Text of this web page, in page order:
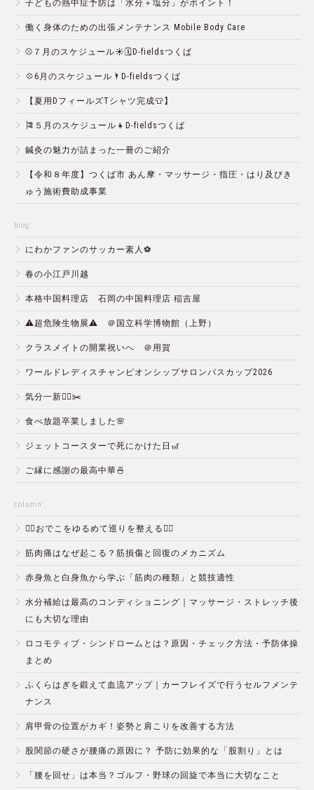
子どもの熱中症予防は「水分＋塩分」がポイント！
働く身体のための出張メンテナンス Mobile Body Care
⚾️７月のスケジュール☀️🗓D-fieldsつくば
💠6月のスケジュール🌂D-fieldsつくば
【夏用DフィールズTシャツ完成👕】
🎏５月のスケジュール👧D-fieldsつくば
鍼灸の魅力が詰まった一冊のご紹介
【令和８年度】つくば市 あん摩・マッサージ・指圧・はり及びき
ゅう施術費助成事業
blog:
にわかファンのサッカー素人⚽️
春の小江戸川越
本格中国料理店 石岡の中国料理店 稲吉屋
⚠️超危険生物展⚠️ ＠国立科学博物館（上野）
クラスメイトの開業祝いへ ＠用賀
ワールドレディスチャンピオンシップサロンパスカップ2026
気分一新💇‍♂️✂️
食べ放題卒業しました🌸
ジェットコースターで死にかけた日🎢
ご縁に感謝の最高中華🍜
column:
💆‍♀️おでこをゆるめて巡りを整える💆‍♂️
筋肉痛はなぜ起こる？筋損傷と回復のメカニズム
赤身魚と白身魚から学ぶ「筋肉の種類」と競技適性
水分補給は最高のコンディショニング｜マッサージ・ストレッチ後
にも大切な理由
ロコモティブ・シンドロームとは？原因・チェック方法・予防体操
まとめ
ふくらはぎを鍛えて血流アップ｜カーフレイズで行うセルフメンテ
ナンス
肩甲骨の位置がカギ！姿勢と肩こりを改善する方法
股関節の硬さが腰痛の原因に？ 予防に効果的な「股割り」とは
「腰を回せ」は本当？ゴルフ・野球の回旋で本当に大切なこと